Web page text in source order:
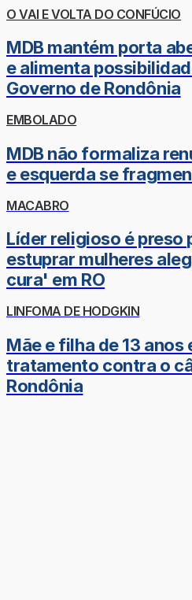
O VAI E VOLTA DO CONFÚCIO
MDB mantém porta
e alimenta
Governo de Rondônia
EMBOLADO
MDB não formaliza
e esquerda se
MACABRO
Líder religioso é preso
estuprar mulheres
cura' em RO
LINFOMA DE HODGKIN
Mãe e filha de 13
tratamento contra o
Rondônia